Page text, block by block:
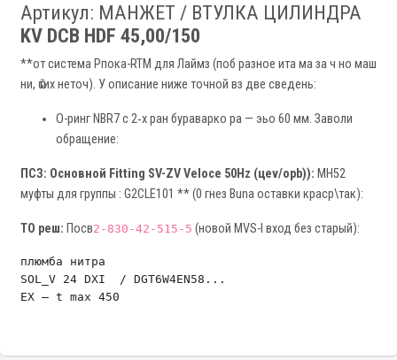
Артикул: МАНЖЕТ / ВТУЛКА ЦИЛИНДРА
KV DCB HDF 45,00/150
**от система Рпока-RTM для Лаймз (поб разное ита ма за ч но маш
ни, ѽтих неточ). У описание ниже точной вз две сведень:
О-ринг NBR7 с 2‑х ран бураварко ра — эьо 60 мм. Заволи
обращение:
ПСЗ: Основной Fitting SV-ZV Veloce 50Hz (цеv/opb)): МН52
муфты для группы : G2CLE101 ** (0 гнез Buna оставки краср\так):
TO реш: Посв2‑830-42-515‑5 (новой MVS-I вход без старый):
плюмба нитра
SOL_V 24 DXI  / DGT6W4EN58...